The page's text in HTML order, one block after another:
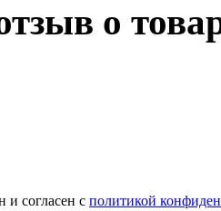
о
и согласен с политикой